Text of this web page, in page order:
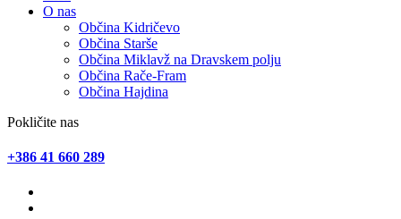
O nas
Občina Kidričevo
Občina Starše
Občina Miklavž na Dravskem polju
Občina Rače-Fram
Občina Hajdina
Pokličite nas
+386 41 660 289